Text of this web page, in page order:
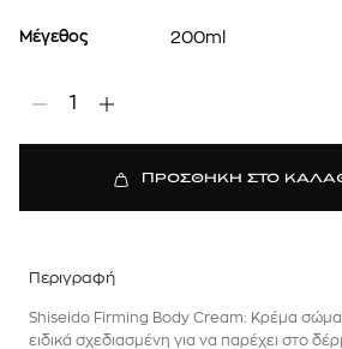
Μέγεθος 200ml
1
ΠΡΟΣΘΗΚΗ ΣΤΟ
Περιγραφή
Shiseido Firming Body Cream: Κρέμα
ειδικά σχεδιασμένη για να παρέχει στο